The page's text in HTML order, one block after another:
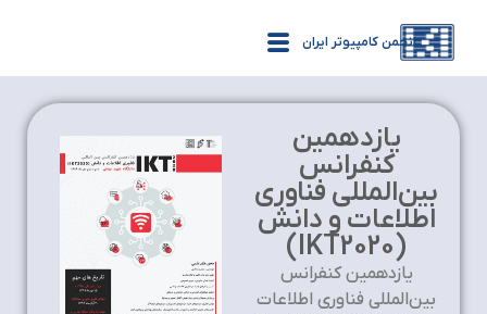
انجمن کامپیوتر ایران
یازدهمین
کنفرانس
بین‌المللی فناوری
اطلاعات و دانش
(IKT2020)
یازدهمین کنفرانس
بین‌المللی فناوری اطلاعات